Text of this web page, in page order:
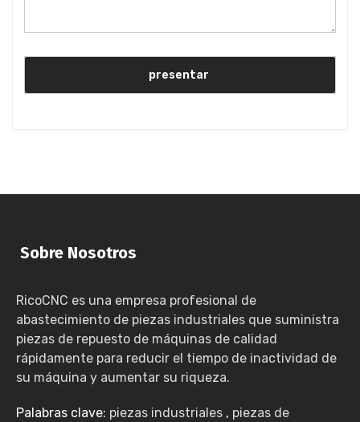
Sobre Nosotros
RicoCNC es una empresa profesional de
abastecimiento de piezas industriales que suministra
piezas de repuesto de máquinas de calidad
rápidamente para reducir el tiempo de inactividad de
su máquina y aumentar su riqueza.
Palabras clave: piezas industriales , piezas de